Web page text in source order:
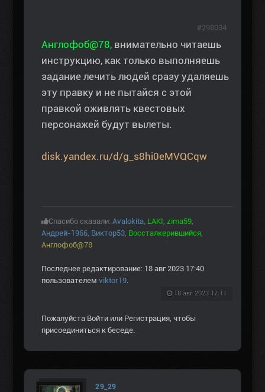
Англофоб@78, внимательно читаешь
инструкцию, как только выполняешь
задание лечить людей сразу удаляешь
эту правку и не пытайся с этой
правкой оживлять квестовых
персонажей будут вылеты.
disk.yandex.ru/d/g_s8hi0eMVQCqw
Спасибо сказали: Avalokita LAKI zima59
Андрей-1966 Виктор53 Воссталкерившийся
Англофоб@78
Последнее редактирование: 18 авг 2023 17:40
пользователем viktor19
18 авг 2023 17:11
#298034
Пожалуйста Войти или Регистрация , чтобы
присоединиться к беседе.
29_29